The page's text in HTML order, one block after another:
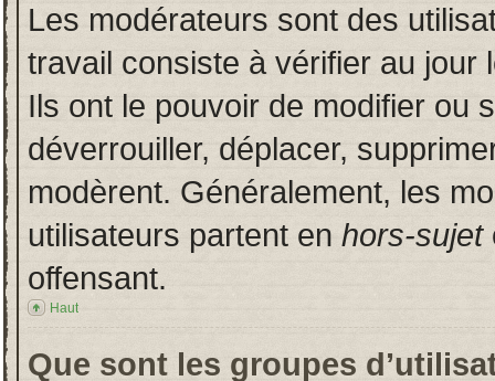
Les modérateurs sont des
travail consiste à vérifier au jour
Ils ont le pouvoir de modifier ou
déverrouiller, déplacer,
modèrent. Généralement, les
utilisateurs partent en hors-sujet
offensant.
Haut
Que sont les groupes